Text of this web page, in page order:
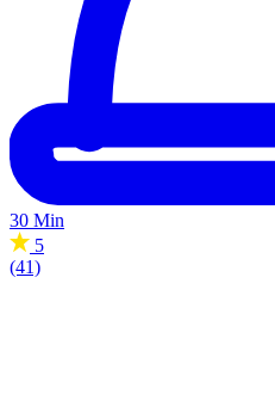
30 Min
5
(41)